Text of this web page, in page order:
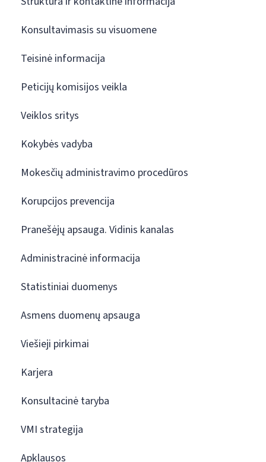
Konsultavimasis su visuomene
Teisinė informacija
Peticijų komisijos veikla
Veiklos sritys
Kokybės vadyba
Mokesčių administravimo procedūros
Korupcijos prevencija
Pranešėjų apsauga. Vidinis kanalas
Administracinė informacija
Statistiniai duomenys
Asmens duomenų apsauga
Viešieji pirkimai
Karjera
Konsultacinė taryba
VMI strategija
Apklausos